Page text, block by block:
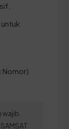
Nomor)
wajib